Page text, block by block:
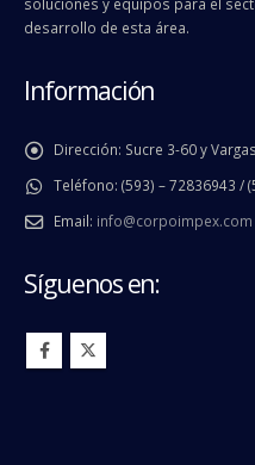
desarrollo de esta área.
Información
Dirección: Sucre 3-60 y
Teléfono: (593) – 72836943 /
Email: info@corpoimpex.com
Síguenos en: